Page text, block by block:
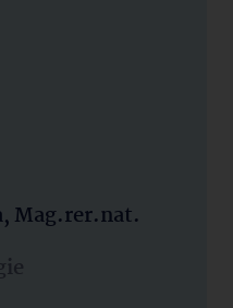
Mag.rer.nat.